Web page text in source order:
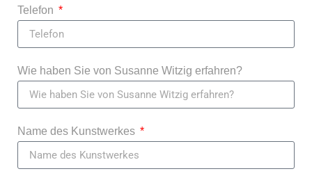
Telefon
Wie haben Sie von Susanne Witzig erfahren?
Name des Kunstwerkes